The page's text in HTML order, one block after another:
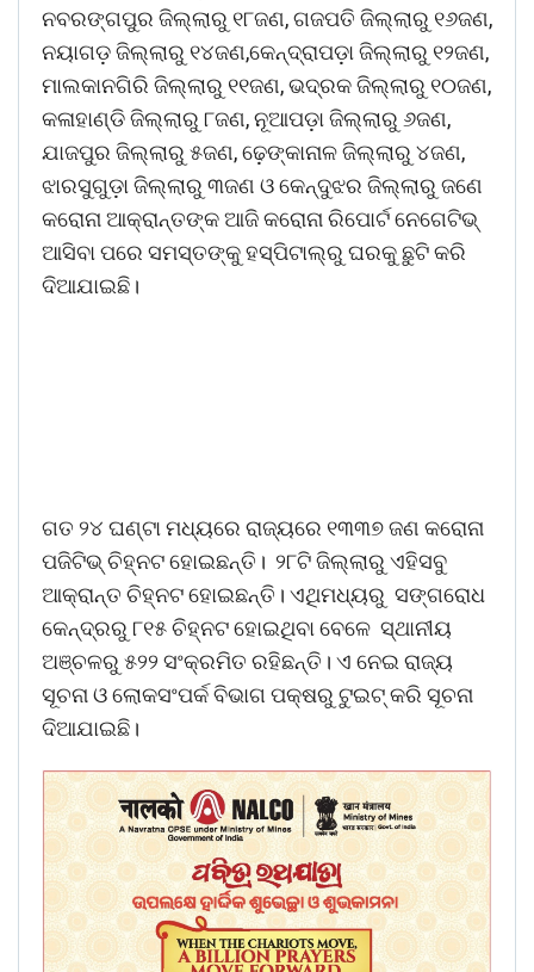
ନବରଙ୍ଗପୁର ଜିଲ୍ଲାରୁ ୧୮ଜଣ, ଗଜପତି ଜିଲ୍ଲାରୁ ୧୬ଜଣ,
ନୟାଗଡ଼ ଜିଲ୍ଲାରୁ ୧୪ଜଣ,କେନ୍ଦ୍ରାପଡ଼ା ଜିଲ୍ଲାରୁ ୧୨ଜଣ,
ମାଲକାନଗିରି ଜିଲ୍ଲାରୁ ୧୧ଜଣ, ଭଦ୍ରକ ଜିଲ୍ଲାରୁ ୧୦ଜଣ,
କଳାହାଣ୍ଡି ଜିଲ୍ଲାରୁ ୮ଜଣ, ନୂଆପଡ଼ା ଜିଲ୍ଲାରୁ ୬ଜଣ,
ଯାଜପୁର ଜିଲ୍ଲାରୁ ୫ଜଣ, ଢ଼େଙ୍କାନାଳ ଜିଲ୍ଲାରୁ ୪ଜଣ,
ଝାରସୁଗୁଡ଼ା ଜିଲ୍ଲାରୁ ୩ଜଣ ଓ କେନ୍ଦୁଝର ଜିଲ୍ଲାରୁ ଜଣେ
କରୋନା ଆକ୍ରାନ୍ତଙ୍କ ଆଜି କରୋନା ରିପୋର୍ଟ ନେଗେଟିଭ୍‌
ଆସିବା ପରେ ସମସ୍ତଙ୍କୁ ହସ୍‌ପିଟାଲ୍‌ରୁ ଘରକୁ ଛୁଟି କରି
ଦିଆଯାଇଛି।
ଗତ ୨୪ ଘଣ୍ଟା ମଧ୍ୟରେ ରାଜ୍ୟରେ ୧୩୩୭ ଜଣ କରୋନା
ପଜିଟିଭ୍ ଚିହ୍ନଟ ହୋଇଛନ୍ତି। ୨୮ଟି ଜିଲ୍ଲାରୁ ଏହିସବୁ
ଆକ୍ରାନ୍ତ ଚିହ୍ନଟ ହୋଇଛନ୍ତି। ଏଥିମଧ୍ୟରୁ ସଙ୍ଗରୋଧ
କେନ୍ଦ୍ରରୁ ୮୧୫ ଚିହ୍ନଟ ହୋଇଥିବା ବେଳେ ସ୍ଥାନୀୟ
ଅଞ୍ଚଳରୁ ୫୨୨ ସଂକ୍ରମିତ ରହିଛନ୍ତି। ଏ ନେଇ ରାଜ୍ୟ
ସୂଚନା ଓ ଲୋକସଂପର୍କ ବିଭାଗ ପକ୍ଷରୁ ଟୁଇଟ୍ କରି ସୂଚନା
ଦିଆଯାଇଛି।